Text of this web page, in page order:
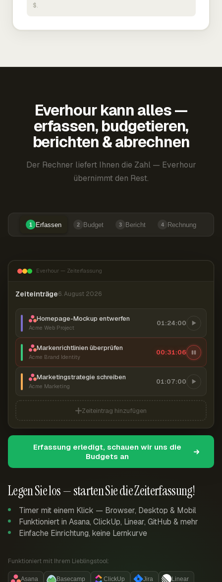
$.
Everhour kann alles —
erfassen, budgetieren,
berichten & abrechnen
Der Rechner liefert Ihnen die Zahl — Everhour
übernimmt den Rest.
1 Erfassen 2 Budget 3 Bericht 4 Rechnung
Legen Sie los — starten Sie die Zeiterfassung!
Timer mit einem Klick — Browser, Desktop & Mobil
Funktioniert in Asana, ClickUp, Linear, GitHub & mehr
Einfache Einrichtung, keine Lernkurve
Funktioniert mit Ihrem Lieblingstool:
Asana Basecamp ClickUp Jira Linear
Everhour — Zeiterfassung
Zeiteinträge6. August 2026
Homepage-Mockup entwerfen
Acme Web Project
01:24:00
Markenrichtlinien überprüfen
Acme Brand Identity
00:31:06
Marketingstrategie schreiben
Acme Marketing
01:07:00
Zeiteintrag hinzufügen
Erfassung erledigt, schauen wir uns die
Budgets an